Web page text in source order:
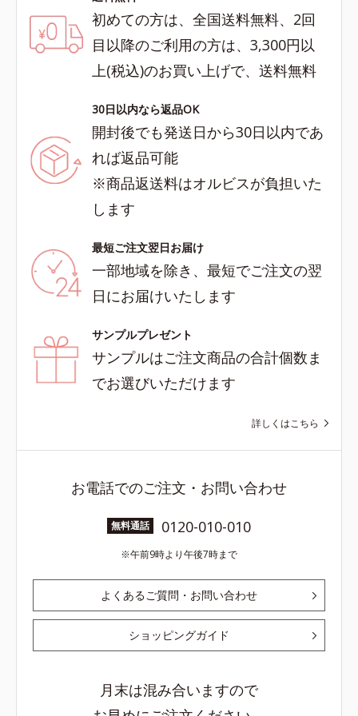
初めての方は、全国送料無料、2回
目以降のご利用の方は、3,300円以
上(税込)のお買い上げで、送料無料
30日以内なら返品OK
開封後でも発送日から30日以内であ
れば返品可能
※商品返送料はオルビスが負担いた
します
最短ご注文翌日お届け
一部地域を除き、最短でご注文の翌
日にお届けいたします
サンプルプレゼント
サンプルはご注文商品の合計個数ま
でお選びいただけます
詳しくはこちら
お電話でのご注文・お問い合わせ
無料通話 0120-010-010
午前9時より午後7時まで
よくあるご質問・お問い合わせ
ショッピングガイド
月末は混み合いますので